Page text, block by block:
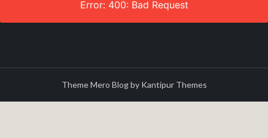
Error: 400: Bad Request
Theme Mero Blog by Kantipur Themes